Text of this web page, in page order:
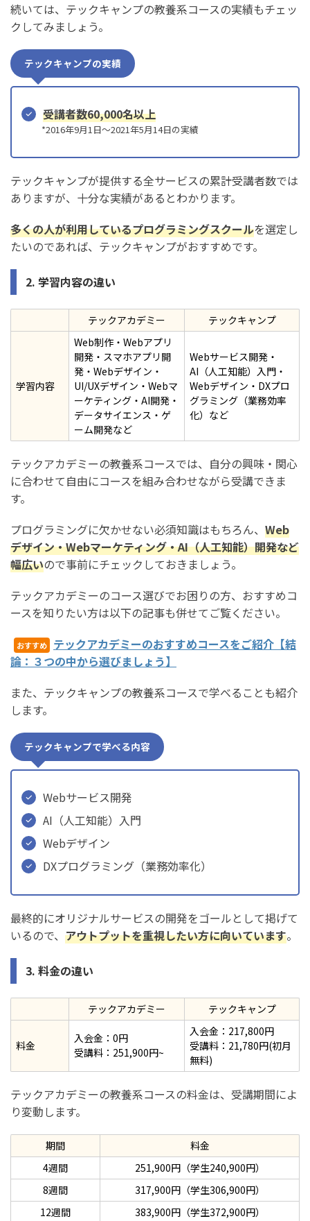
続いては、テックキャンプの教養系コースの実績もチェッ
クしてみましょう。
テックキャンプの実績
受講者数60,000名以上
*2016年9月1日〜2021年5月14日の実績
テックキャンプが提供する全サービスの累計受講者数では
ありますが、十分な実績があるとわかります。
多くの人が利用しているプログラミングスクールを選定し
たいのであれば、テックキャンプがおすすめです。
2. 学習内容の違い
テックアカデミー テックキャンプ
学習内容
Web制作・Webアプリ
開発・スマホアプリ開
発・Webデザイン・
UI/UXデザイン・Webマ
ーケティング・AI開発・
データサイエンス・ゲ
ーム開発など
Webサービス開発・
AI（人工知能）入門・
Webデザイン・DXプロ
グラミング（業務効率
化）など
テックアカデミーの教養系コースでは、自分の興味・関心
に合わせて自由にコースを組み合わせながら受講できま
す。
プログラミングに欠かせない必須知識はもちろん、 Web
デザイン・Webマーケティング・AI（人工知能）開発など
幅広いので事前にチェックしておきましょう。
テックアカデミーのコース選びでお困りの方、おすすめコ
ースを知りたい方は以下の記事も併せてご覧ください。
おすすめ
テックアカデミーのおすすめコースをご紹介【結
論：３つの中から選びましょう】
また、テックキャンプの教養系コースで学べることも紹介
します。
テックキャンプで学べる内容
Webサービス開発
AI（人工知能）入門
Webデザイン
DXプログラミング（業務効率化）
最終的にオリジナルサービスの開発をゴールとして掲げて
いるので、 アウトプットを重視したい方に向いています。
3. 料金の違い
テックアカデミー テックキャンプ
料金
入会金：0円
受講料：251,900円~
入会金：217,800円
受講料：21,780円(初月
無料)
テックアカデミーの教養系コースの料金は、受講期間によ
り変動します。
期間
料金
4週間
251,900円（学生240,900円）
8週間
317,900円（学生306,900円）
12週間
383,900円（学生372,900円）